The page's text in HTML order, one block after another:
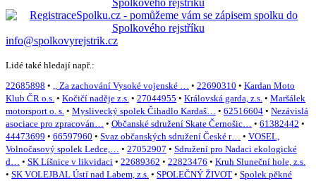
info@spolkovyrejstrik.cz
Lidé také hledají např.:
22685898 • ,, Za zachování Vysoké vojenské … • 22690310 • Kardan Moto
Klub ČR o.s. • Kočičí naděje z.s. • 27044955 • Královská garda, z.s. • Maršálek
motorsport o. s. • Myslivecký spolek Čihadlo Kardaš… • 62516604 • Nezávislá
asociace pro zpracován… • Občanské sdružení Skate Černošic… • 61382442 •
44473699 • 66597960 • Svaz občanských sdružení České r… • VOSEL,
Volnočasový spolek Ledce,… • 27052907 • Sdružení pro Nadaci ekologické
d… • SK Líšnice v likvidaci • 22689362 • 22823476 • Kruh Sluneční hole, z.s.
• SK VOLEJBAL Ústí nad Labem, z.s. • SPOLEČNÝ ŽIVOT • Spolek pěkné